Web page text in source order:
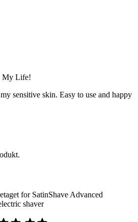
My Life!
sensitive skin. Easy to use and happy
for SatinShave Advanced
shaver